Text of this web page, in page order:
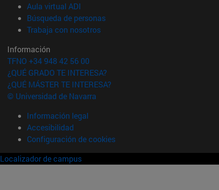
Aula virtual ADI
Búsqueda de personas(abre en nueva ventana)
Trabaja con nosotros(abre en nueva ventana)
Información
TFNO +34 948 42 56 00
¿QUÉ GRADO TE INTERESA?
¿QUÉ MÁSTER TE INTERESA?
© Universidad de Navarra
Información legal
Accesibilidad
Configuración de cookies
Localizador de campus